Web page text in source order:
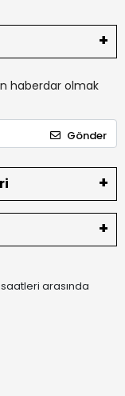
haberdar olmak
Gönder
arasında